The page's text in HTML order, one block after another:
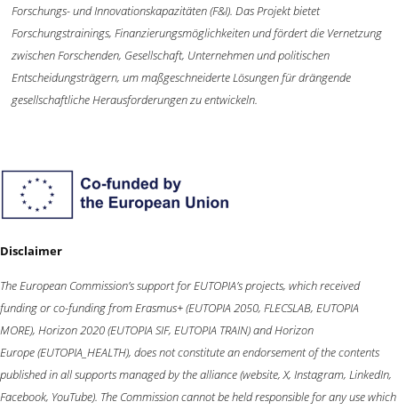
Forschungs- und Innovationskapazitäten (F&I). Das Projekt bietet
Forschungstrainings, Finanzierungsmöglichkeiten und fördert die Vernetzung
zwischen Forschenden, Gesellschaft, Unternehmen und politischen
Entscheidungsträgern, um maßgeschneiderte Lösungen für drängende
gesellschaftliche Herausforderungen zu entwickeln.
Disclaimer
The European Commission’s support for EUTOPIA’s projects, which received
funding or co-funding fromErasmus+(EUTOPIA 2050, FLECSLAB, EUTOPIA
MORE), Horizon 2020(EUTOPIA SIF, EUTOPIA TRAIN) andHorizon
Europe(EUTOPIA_HEALTH), does not constitute an endorsement of the contents
published in all supports managed by the alliance (website, X, Instagram, LinkedIn,
Facebook, YouTube). The Commission cannot be held responsible for any use which